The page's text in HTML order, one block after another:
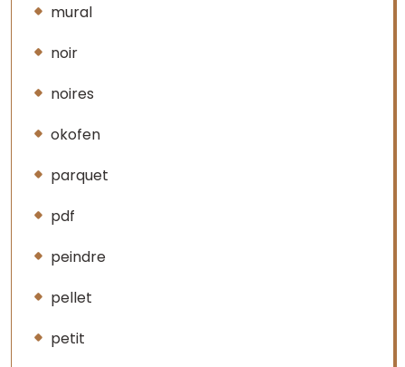
mural
noir
noires
okofen
parquet
pdf
peindre
pellet
petit